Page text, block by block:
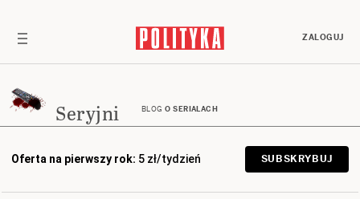
ZALOGUJ
Seryjni BLOG O SERIALACH
Oferta na pierwszy rok: 5 zł/tydzień SUBSKRYBUJ